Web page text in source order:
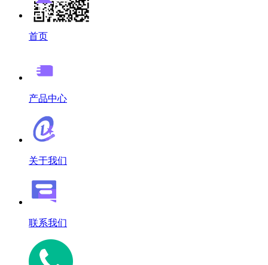
首页
产品中心
关于我们
联系我们